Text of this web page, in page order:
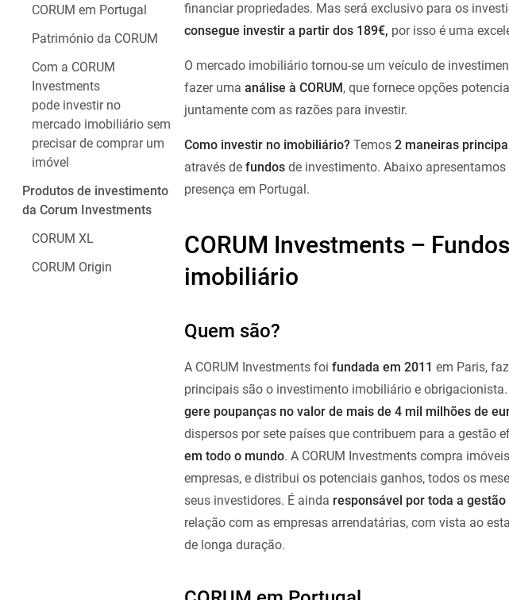
CORUM em Portugal
Património da CORUM
Com a CORUM
Investments
pode investir no
mercado imobiliário sem
precisar de comprar um
imóvel
Produtos de investimento
da Corum Investments
CORUM XL
CORUM Origin
financiar propriedades. Mas será exclusivo para os
consegue investir a partir dos 189€, por isso é uma
O mercado imobiliário tornou-se um veículo de
fazer uma análise à CORUM, que fornece opções
juntamente com as razões para investir.
Como investir no imobiliário? Temos 2 maneiras
através de fundos de investimento. Abaixo
presença em Portugal.
CORUM Investments –
imobiliário
Quem são?
A CORUM Investments foi fundada em 2011 em Paris,
principais são o investimento imobiliário e
gere poupanças no valor de mais de 4 mil milhões de
dispersos por sete países que contribuem para a gestão
em todo o mundo. A CORUM Investments compra
empresas, e distribui os potenciais ganhos, todos os
seus investidores. É ainda responsável por toda a
relação com as empresas arrendatárias, com vista ao
de longa duração.